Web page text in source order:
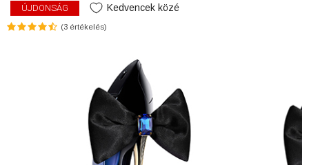
ÚJDONSÁG Kedvencek közé
(3 értékelés)